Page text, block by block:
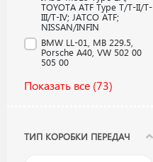
TOYOTA ATF Type T/T-II/T-
III/T-IV; JATCO ATF;
NISSAN/INFIN
BMW LL-01, MB 229.5,
Porsche A40, VW 502 00
505 00
Показать все (73)
ТИП КОРОБКИ ПЕРЕДАЧ